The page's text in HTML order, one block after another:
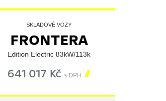
SKLADOVÉ VOZY
FRONTERA
Edition Electric 83kW/113k
641 017 Kč s DPH 